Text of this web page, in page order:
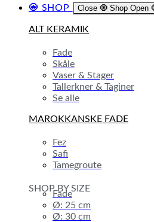
🧿 SHOP Close 🧿 Shop
ALT KERAMIK
Fade
Skåle
Vaser & Stager
Tallerkner & Taginer
Se alle
MAROKKANSKE FADE
Fez
Safi
Tamegroute
SHOP BY SIZE
Fade
Ø: 25 cm
Ø: 30 cm